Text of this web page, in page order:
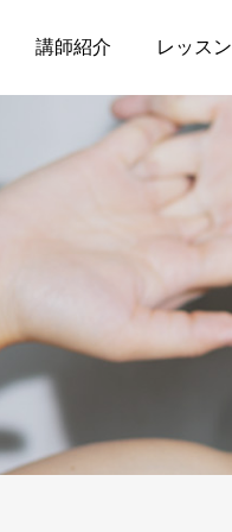
講師紹介 レッスン